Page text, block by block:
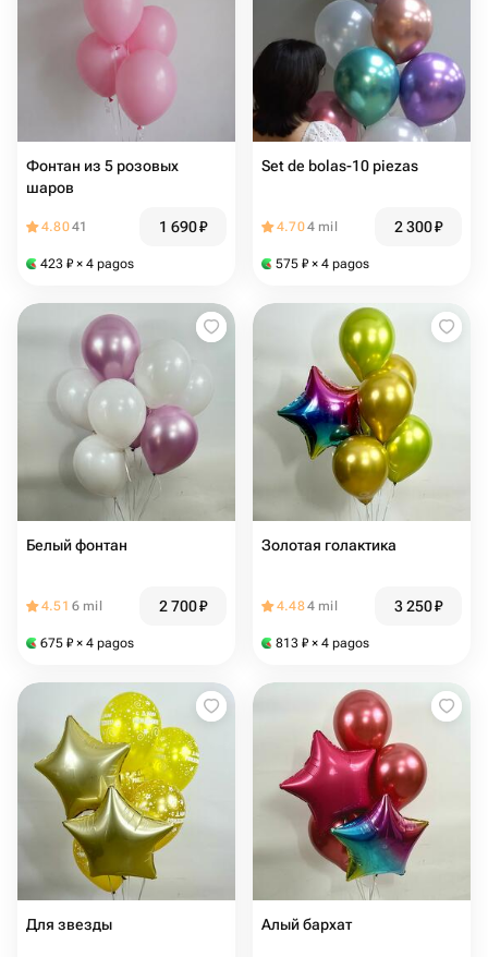
Фонтан из 5 розовых
шаров
4.8041 1 690₽
423 ₽ × 4 pagos
Set de bolas-10 piezas
4.704 mil 2 300₽
575 ₽ × 4 pagos
Белый фонтан
4.51 6 mil 2 700₽
675 ₽ × 4 pagos
Золотая голактика
4.484 mil 3 250₽
813 ₽ × 4 pagos
Для звезды Алый бархат